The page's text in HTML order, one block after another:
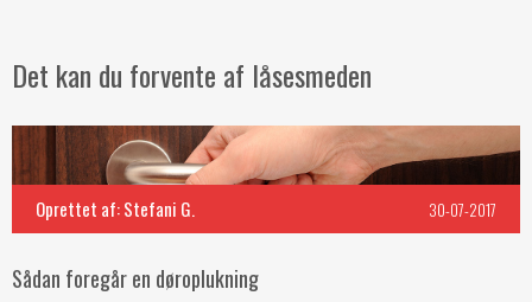
Det kan du forvente af låsesmeden
Oprettet af: Stefani G. 30-07-2017
Sådan foregår en døroplukning